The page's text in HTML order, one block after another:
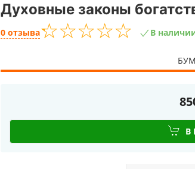
Духовные законы
0 отзыва☆☆☆☆☆
★★★★★ В
В